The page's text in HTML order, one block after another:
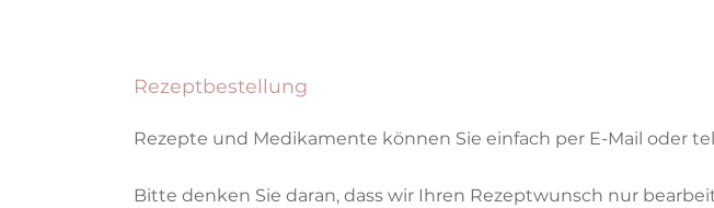
Rezeptbestellung
Rezepte und Medikamente können Sie einfach per E-Mail oder
Bitte denken Sie daran, dass wir Ihren Rezeptwunsch nur